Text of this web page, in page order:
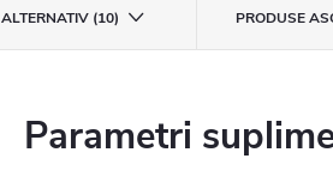
ALTERNATIV (10) PRODUSE
Parametri